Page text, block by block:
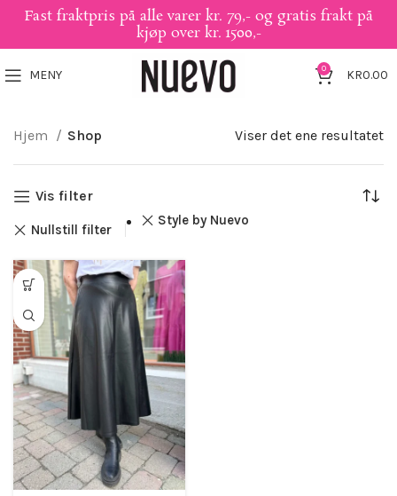
MENY 0 KR0.00
Hjem Shop Viser det ene resultatet
Vis filter
Nullstill filter
Style by Nuevo
Fast fraktpris på alle varer kr. 79,- og gratis frakt på
kjøp over kr. 1500,-